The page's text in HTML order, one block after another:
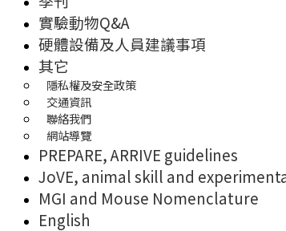
實驗動物Q&A
硬體設備及人員建議事項
其它
隱私權及安全政策
交通資訊
聯絡我們
網站導覽
PREPARE, ARRIVE guidelines
JoVE, animal skill and
MGI and Mouse Nomenclature
English